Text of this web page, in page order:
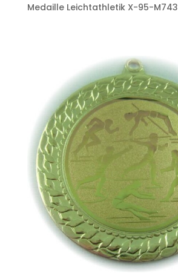
Medaille Leichtathletik X-95-M743